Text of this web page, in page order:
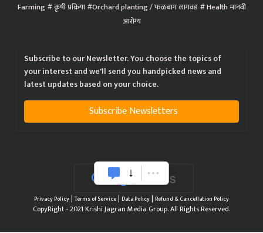
Farming कृषी प्रक्रिया Orchard planting / फळबाग लागवड Health मानवी
आरोग्य
Subscribe to our Newsletter. You choose the topics of
your interest and we'll send you handpicked news and
latest updates based on your choice.
Subscribe Newsletters
Privacy Policy| Terms of Service| Data Policy| Refund & Cancellation Policy
CopyRight - 2021 Krishi Jagran Media Group. All Rights Reserved.